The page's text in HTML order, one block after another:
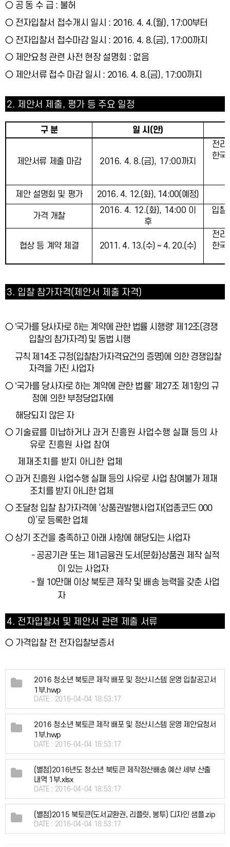
○ 공 동 수 급 : 불허
○ 전자입찰서 접수개시 일시 : 2016. 4. 4.(월), 17:00부터
○ 전자입찰서 접수마감 일시 : 2016. 4. 8.(금), 17:00까지
○ 제안요청 관련 사전 현장 설명회 : 없음
○ 제안서류 접수 마감 일시 : 2016. 4. 8.(금), 17:00까지
2. 제안서 제출, 평가 등 주요 일정
구 분 일 시 (안)
제안서류 제출 마감 2016. 4. 8.(금), 17:00까지
전라
한국
제안 설명회 및 평가 2016. 4. 12.(화), 14:00(예정)
가격 개찰
2016. 4. 12.(화), 14:00 이
후
입찰
협상 등 계약 체결 2011. 4. 13.(수) ~ 4. 20.(수)
전라
한국
3. 입찰 참가자격(제안서 제출 자격)
○ '국가를 당사자로 하는 계약에 관한 법률 시행령' 제 12조(경쟁
입찰의 참가자격) 및 동법 시행
규칙 제 14조 규정(입찰참가자격요건의 증명)에 의한 경쟁입찰
자격을 가진 사업자
○ '국가를 당사자로 하는 계약에 관한 법률' 제 27조 제 1 항의 규
정에 의한 부정당업자에
해당되지 않은 자
○ 기술료를 미납하거나 과거 진흥원 사업수행 실패 등의 사
유로 진흥원 사업 참여
제재조치를 받지 아니한 업체
○ 과거 진흥원 사업수행 실패 등의 사유로 사업 참여불가 제재
조치를 받지 아니한 업체
○ 조달청 입찰 참가자격에 ‘상품권발행사업자(업종코드000
0)’로 등록한 업체
○ 상기 조건을 충족하고 아래 사항에 해당되는 사업자
- 공공기관 또는 제 1 금융권 도서(문화)상품권 제작 실적
이 있는 사업자
- 월 10만매 이상 북토큰 제작 및 배송 능력을 갖춘 사업
자
4. 전자입찰서 및 제안서 관련 제출 서류
○ 가격입찰 전 전자입찰보증서
2016 청소년 북토큰 제작 배포 및 정산시스템 운영 입찰공고서
1부.hwp
DATE : 2016-04-04 18:53:17
2016 청소년 북토큰 제작 배포 및 정산시스템 운영 제안요청서
1부.hwp
DATE : 2016-04-04 18:53:17
(별첨)2016년도 청소년 북토큰 제작정산배송 예산 세부 산출
내역 1부.xlsx
DATE : 2016-04-04 18:53:17
(별첨)2015 북토큰(도서교환권, 리플릿, 봉투) 디자인 샘플.zip
DATE : 2016-04-04 18:53:17